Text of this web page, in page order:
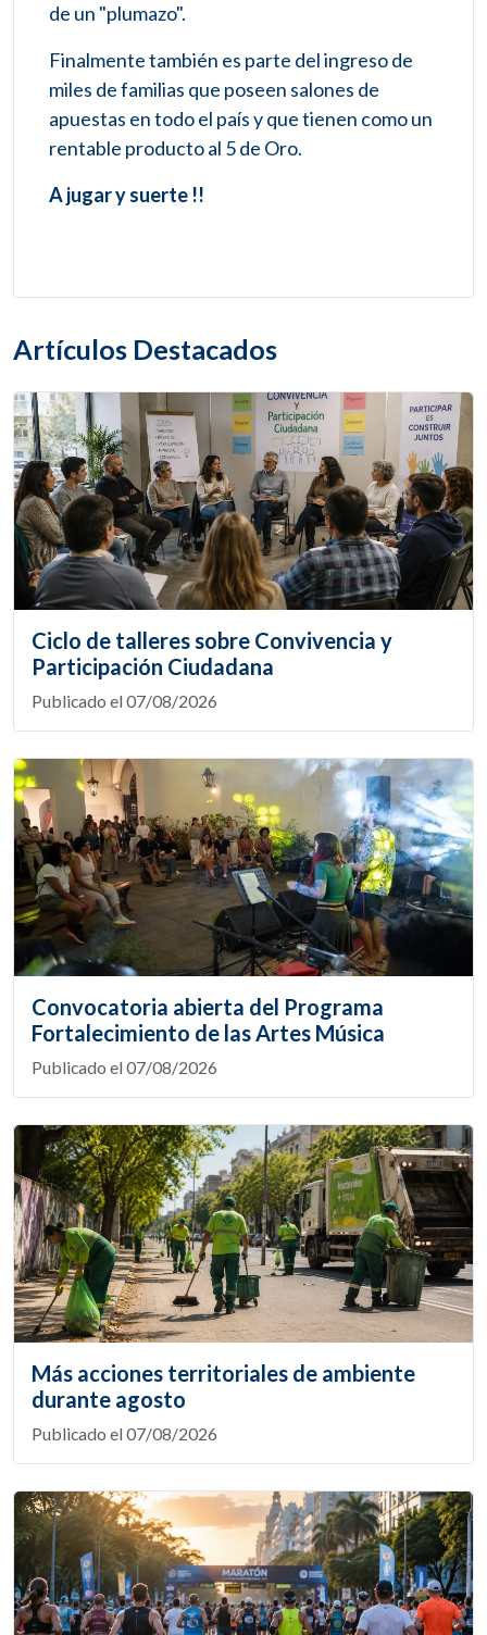
de un "plumazo".
Finalmente también es parte del ingreso de
miles de familias que poseen salones de
apuestas en todo el país y que tienen como un
rentable producto al 5 de Oro.
A jugar y suerte !!
Artículos Destacados
Ciclo de talleres sobre Convivencia y
Participación Ciudadana
Publicado el 07/08/2026
Convocatoria abierta del Programa
Fortalecimiento de las Artes Música
Publicado el 07/08/2026
Más acciones territoriales de ambiente
durante agosto
Publicado el 07/08/2026